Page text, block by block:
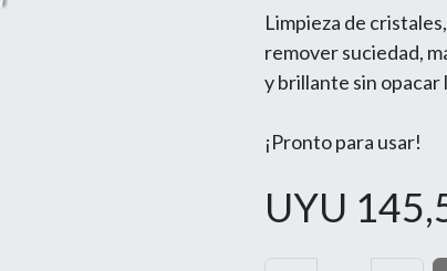
Limpieza de
remover suciedad,
y brillante sin opacar
¡Pronto para usar!
UYU